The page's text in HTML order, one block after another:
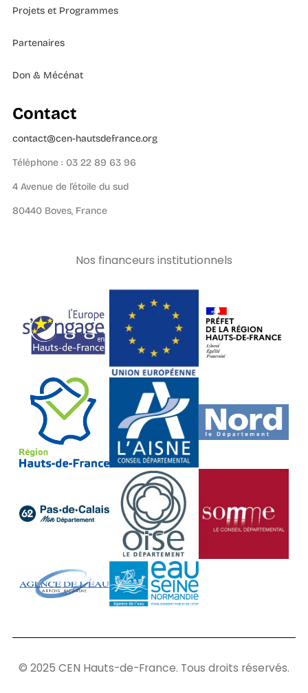
Projets et Programmes
Partenaires
Don & Mécénat
Contact
contact@cen-hautsdefrance.org
Téléphone : 03 22 89 63 96
4 Avenue de l’étoile du sud
80440 Boves, France
Nos financeurs institutionnels
© 2025 CEN Hauts-de-France. Tous droits réservés.